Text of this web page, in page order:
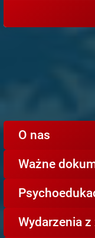
O nas
Ważne
Wydarzenia